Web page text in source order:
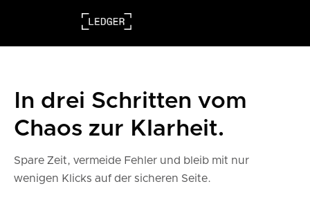
In drei Schritten vom
Chaos zur Klarheit.
Spare Zeit, vermeide Fehler und bleib mit nur
wenigen Klicks auf der sicheren Seite.